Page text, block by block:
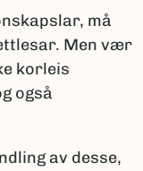
må
Men vær
korleis
også
av desse,